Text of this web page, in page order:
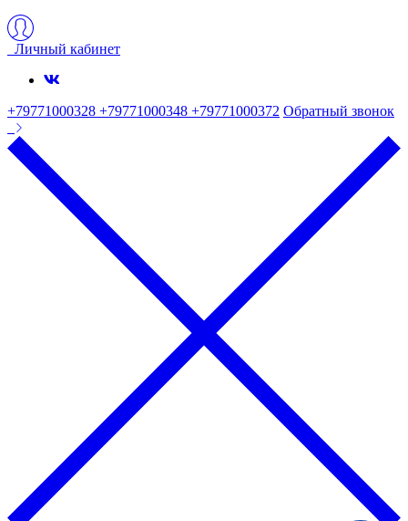
Личный кабинет
+79771000328 +79771000348 +79771000372 Обратный звонок